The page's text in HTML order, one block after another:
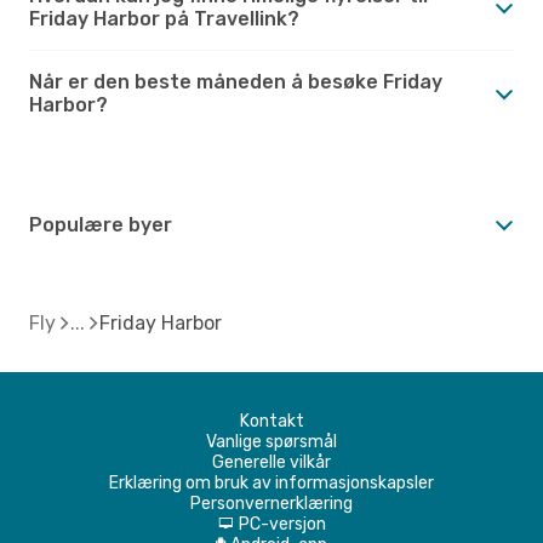
Friday Harbor på Travellink?
Når er den beste måneden å besøke Friday
Harbor?
Populære byer
Fly Friday Harbor
Kontakt
Vanlige spørsmål
Generelle vilkår
Erklæring om bruk av informasjonskapsler
Personvernerklæring
d PC-versjon